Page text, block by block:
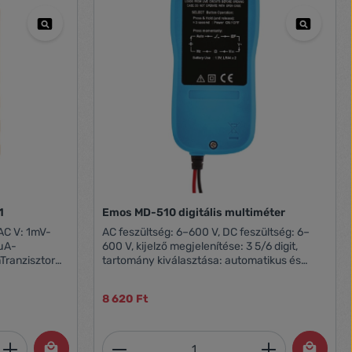
vagy használja a gombokat a
V: 1mV-
Adja meg a kívánt mennyiséget, vagy
Emos MD-510 digitális multiméter
AC feszültség: 6–600 V, DC feszültség: 6–
600 V, kijelző megjelenítése: 3 5/6 digit,
tartomány kiválasztása: automatikus és
10 MOhm, vezeték folytonossága,
jelzése, tartozék: akkumulátor, kézikönyv,
mérőcsúcsok, táplálás: 2× 1,5 V LR44
8 620 Ft
Termékmennyiség: Adja